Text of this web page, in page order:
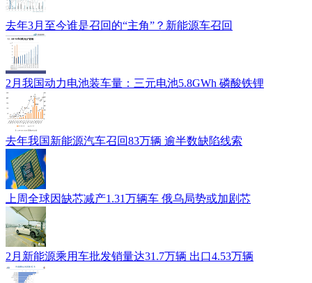
去年3月至今谁是召回的“主角”？新能源车召回
2月我国动力电池装车量：三元电池5.8GWh 磷酸铁锂
去年我国新能源汽车召回83万辆 逾半数缺陷线索
上周全球因缺芯减产1.31万辆车 俄乌局势或加剧芯
2月新能源乘用车批发销量达31.7万辆 出口4.53万辆